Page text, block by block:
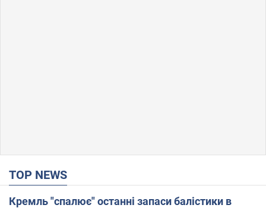
TOP NEWS
Кремль "спалює" останні запаси балістики в